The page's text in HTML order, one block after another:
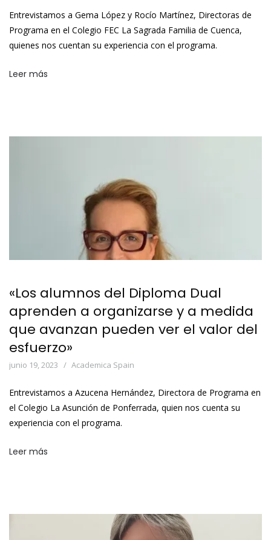
Entrevistamos a Gema López y Rocío Martínez, Directoras de
Programa en el Colegio FEC La Sagrada Familia de Cuenca,
quienes nos cuentan su experiencia con el programa.
Leer más
«Los alumnos del Diploma Dual
aprenden a organizarse y a medida
que avanzan pueden ver el valor del
esfuerzo»
junio 19, 2023 Academica Spain
Entrevistamos a Azucena Hernández, Directora de Programa en
el Colegio La Asunción de Ponferrada, quien nos cuenta su
experiencia con el programa.
Leer más